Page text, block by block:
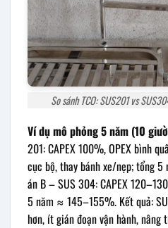
So sánh TCO: SUS201 vs
Ví dụ mô phỏng 5 năm (10
201: CAPEX 100%, OPEX bình
cục bộ, thay bánh xe/nẹp; tổng
án B – SUS 304: CAPEX
5 năm ≈ 145–155%. Kết quả:
hơn, ít gián đoạn vận hành, nâng